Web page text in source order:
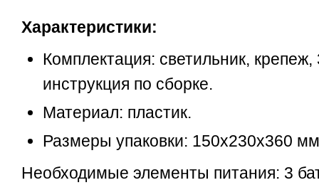
Характеристики:
Комплектация: светильник,
инструкция по сборке.
Материал: пластик.
Размеры упаковки: 150х230х360
Необходимые элементы питания: 3